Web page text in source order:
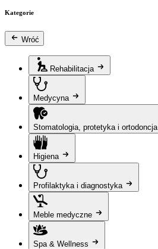
Kategorie
Wróć
Rehabilitacja
Medycyna
Stomatologia, protetyka i ortodoncja
Higiena
Profilaktyka i diagnostyka
Meble medyczne
Spa & Wellness